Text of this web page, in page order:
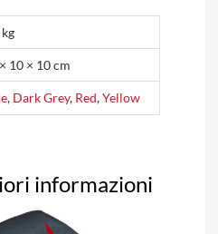
10 × 10 cm
, Dark Grey, Red,Yellow
informazioni